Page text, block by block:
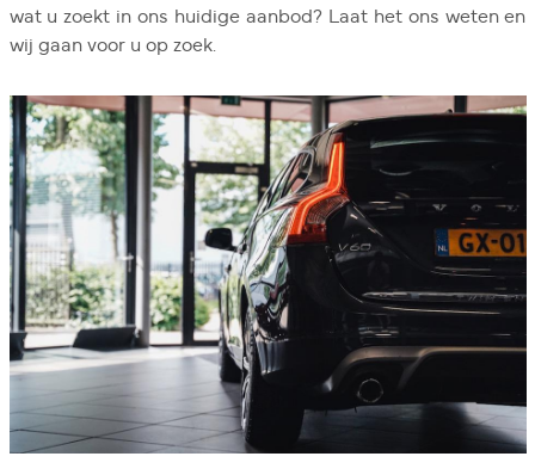
wat u zoekt in ons huidige aanbod? Laat het ons weten en
wij gaan voor u op zoek.